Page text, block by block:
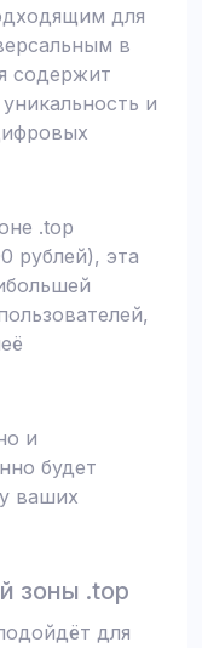
для
в
содержит
и
.top
рублей), эта
и
будет
ваших
зоны .top
для